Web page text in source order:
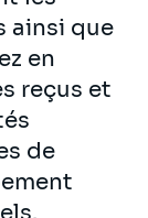
ainsi que
en
reçus et
de